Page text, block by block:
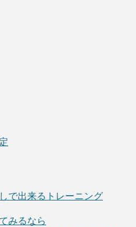
で出来るトレーニング
みるなら